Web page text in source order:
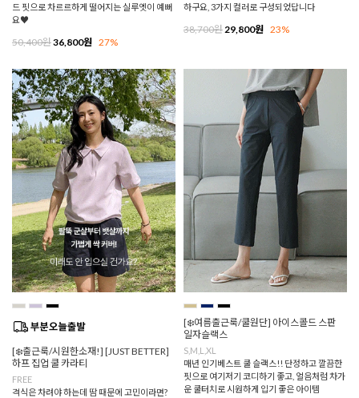
드 핏으로 차르르하게 떨어지는 실루엣이 예뻐
요♥
50,400원36,800원 27%
하구요, 3가지 컬러로 구성되었답니다
38,700원 29,800원 23%
[❄️출근룩/시원한소재!] [JUST BETTER]
하프 집업 쿨 카라티
FREE
격식은 차려야 하는데 땀 때문에 고민이라면?
[❄️여름출근룩/쿨원단] 아이스콜드 스판
일자슬랙스
S,M,L,XL
매년 인기베스트 쿨 슬랙스!! 단정하고 깔끔한
핏으로 여기저기 코디하기 좋고, 얼음처럼 차가
운 쿨터치로 시원하게 입기 좋은 아이템